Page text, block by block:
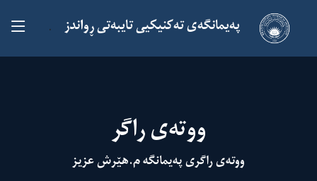
پەیمانگەی تەکنیکیی تایبەتی ڕواندز .
ووتەی راگر
ووتەی راگری پەیمانگە م.هێرش عزیز